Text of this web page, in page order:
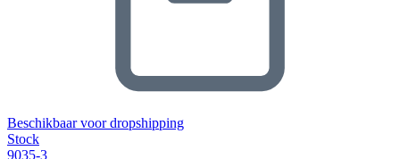
Beschikbaar voor dropshipping
Stock
9035-3